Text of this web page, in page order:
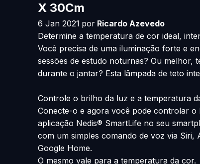
X 30Cm
6 Jan 2021 por Ricardo Azevedo
Determine a temperatura de cor ideal,
Você precisa de uma iluminação forte e
sessões de estudo noturnas? Ou
durante o jantar? Esta lâmpada de teto
Controle o brilho da luz e a temperatura
Conecte-o e agora você pode controlar o
aplicação Nedis® SmartLife no seu
com um simples comando de voz via Siri,
Google Home.
O mesmo vale para a temperatura da cor.